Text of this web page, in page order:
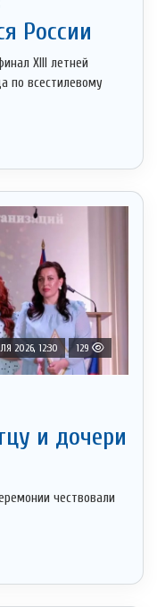
России
XIII летней
по всестилевому
2026, 12:30 129
и дочери
чествовали